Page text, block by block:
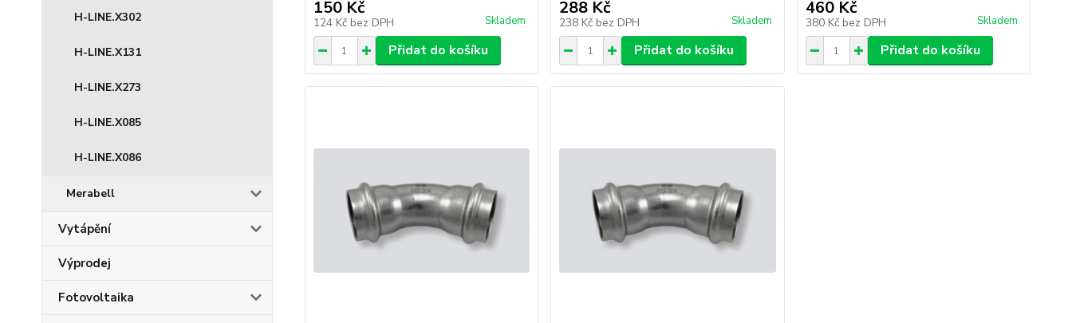
H-LINE.X302
H-LINE.X131
H-LINE.X273
H-LINE.X085
H-LINE.X086
Merabell
Vytápění
Výprodej
Fotovoltaika
150 Kč
124 Kč bez DPH Skladem
Přidat do košíku
288 Kč
238 Kč bez DPH Skladem
Přidat do košíku
460 Kč
380 Kč bez DPH Skladem
Přidat do košíku